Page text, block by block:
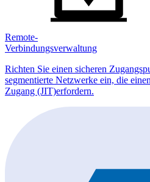
Remote-
Verbindungsverwaltung
Richten Sie einen sicheren
segmentierte Netzwerke ein, die
Zugang (JIT)erfordern.